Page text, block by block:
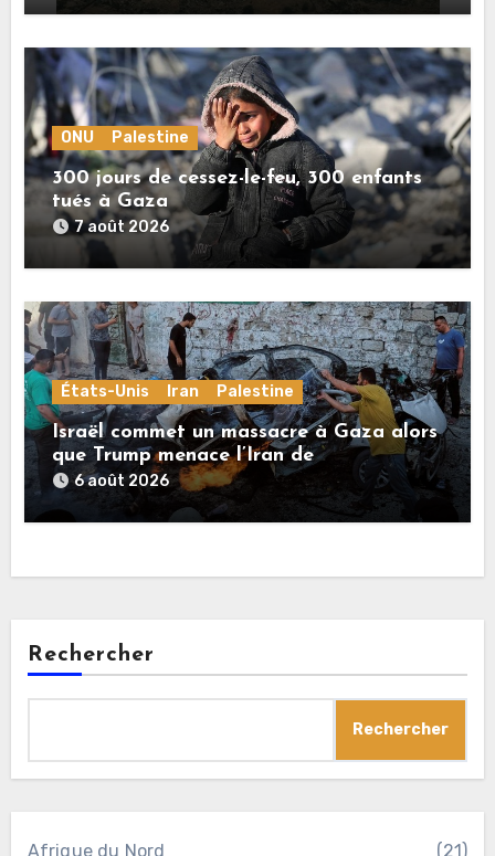
ONU Palestine
300 jours de cessez-le-feu, 300 enfants
tués à Gaza
7 août 2026
États-Unis Iran Palestine
Israël commet un massacre à Gaza alors
que Trump menace l’Iran de
«décapitation»
6 août 2026
Rechercher
Rechercher
Afrique du Nord (21)